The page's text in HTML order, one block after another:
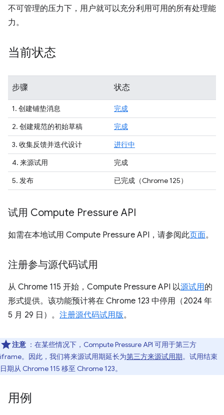
不可管理的压力下，用户就可以充分利用可用的所有处理能
力。
当前状态
步骤 状态
1. 创建铺垫消息
完成
2. 创建规范的初始草稿
完成
3. 收集反馈并迭代设计
进行中
4. 来源试用
完成
5. 发布 已完成 （Chrome 125）
试用 Compute Pressure API
如需在本地试用 Compute Pressure API，请参阅此页面。
注册参与源代码试用
从 Chrome 115 开始，Compute Pressure API 以源试用的
形式提供。该功能预计将在 Chrome 123 中停用（2024 年
5 月 29 日）。 注册源代码试用版。
注意 ：在某些情况下，Compute Pressure API 可用于第三方
iframe。因此，我们将来源试用期延长为第三方来源试用期。试用结束
日期从 Chrome 115 移至 Chrome 123。
用例